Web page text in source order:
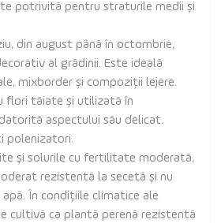
potrivită pentru straturile medii și
din august până în octombrie,
al grădinii. Este ideală
mixborder și compoziții lejere.
flori tăiate și utilizată în
aspectului său delicat.
polenizatori.
și solurile cu fertilitate moderată,
rezistentă la secetă și nu
În condițiile climatice ale
cultivă ca plantă perenă rezistentă